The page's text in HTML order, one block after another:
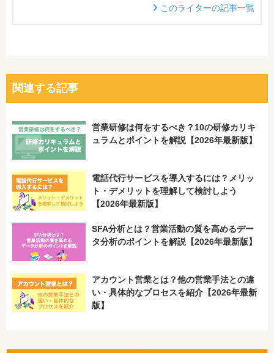
このライターの記事一覧
関連する記事
営業研修は何をするべき？10の研修カリキ
ュラムとポイントを解説【2026年最新版】
電話代行サービスを導入するには？メリッ
ト・デメリットを理解して検討しよう
【2026年最新版】
SFA分析とは？営業活動の質を高めるデー
タ分析のポイントを解説【2026年最新版】
アカウント営業とは？他の営業手法との違
い・具体的なプロセスを紹介【2026年最新
版】